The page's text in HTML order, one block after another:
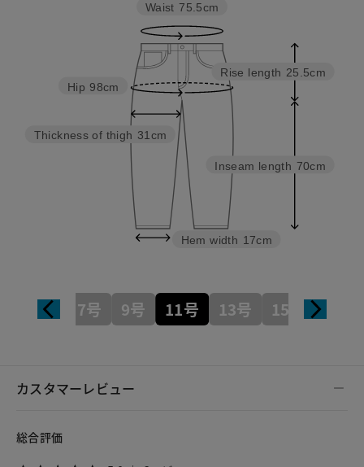
Inseam length 70cm
Rise length 25.5cm
Hem width 17cm
Thickness of thigh 31cm
Hip 98cm
Waist 75.5cm
7号 9号 11号 13号 15号
カスタマーレビュー
総合評価